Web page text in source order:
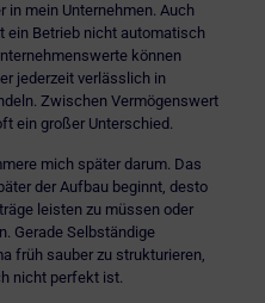
in mein Unternehmen. Auch
ein Betrieb nicht automatisch
können
jederzeit verlässlich in
Zwischen Vermögenswert
ein großer Unterschied.
mich später darum. Das
der Aufbau beginnt, desto
leisten zu müssen oder
Gerade Selbständige
früh sauber zu strukturieren,
nicht perfekt ist.